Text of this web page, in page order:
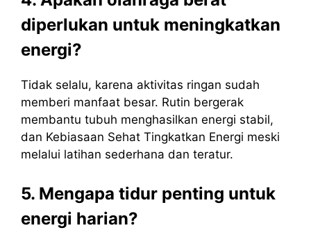
diperlukan untuk meningkatkan
energi?
Tidak selalu, karena aktivitas ringan sudah
memberi manfaat besar. Rutin bergerak
membantu tubuh menghasilkan energi stabil,
dan Kebiasaan Sehat Tingkatkan Energi meski
melalui latihan sederhana dan teratur.
5. Mengapa tidur penting untuk
energi harian?